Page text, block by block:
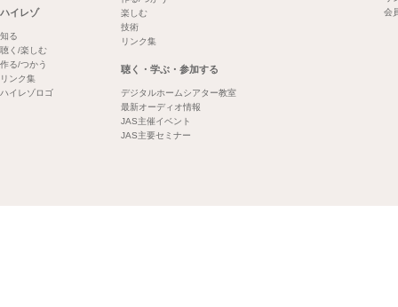
ハイレゾ
知る
聴く/楽しむ
作る/つかう
リンク集
ハイレゾロゴ
楽しむ
技術
リンク集
聴く・学ぶ・参加する
デジタルホームシアター教室
最新オーディオ情報
JAS主催イベント
JAS主要セミナー
会